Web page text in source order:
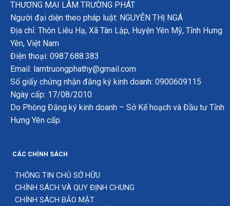
THƯƠNG MẠI LÂM TRƯỜNG PHÁT
Người đại diện theo pháp luật: NGUYỄN THỊ NGÁ
Địa chỉ: Thôn Liêu Hạ, Xã Tân Lập, Huyện Yên Mỹ, Tỉnh Hưng
Yên, Việt Nam
Điện thoại: 0987.688.383
Email: lamtruongphathy@gmail.com
Số giấy chứng nhận đăng ký kinh doanh: 0900609115
Ngày cấp: 17/08/2010
Do Phòng Đăng ký kinh doanh – Sở Kế hoạch và Đầu tư Tỉnh
Hưng Yên cấp.
CÁC CHÍNH SÁCH
THÔNG TIN CHỦ SỞ HỮU
CHÍNH SÁCH VÀ QUY ĐỊNH CHUNG
CHÍNH SÁCH BẢO MẬT